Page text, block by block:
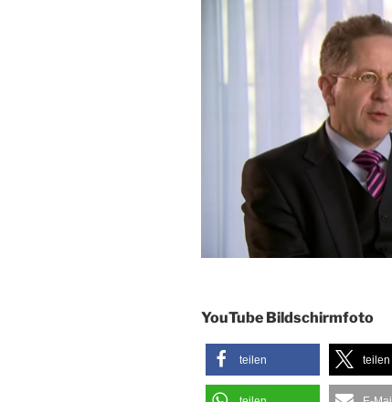
YouTube Bildschirmfoto
teilen teilen